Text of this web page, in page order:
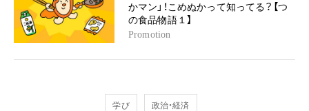
かマン」！こめぬかって知ってる？【つ
の食品物語１】
Promotion
学び 政治・経済